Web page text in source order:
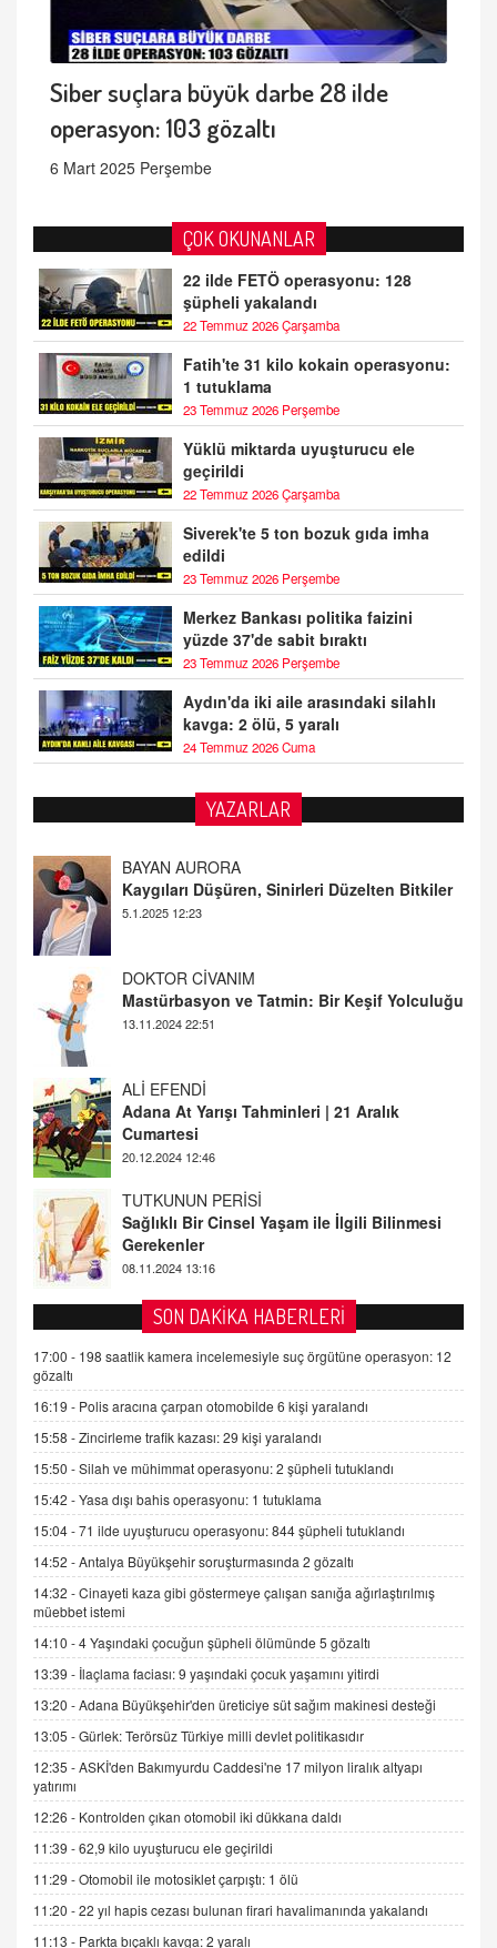
Siber suçlara büyük darbe 28 ilde
operasyon: 103 gözaltı
6 Mart 2025 Perşembe
ÇOK OKUNANLAR
22 ilde FETÖ operasyonu: 128
şüpheli yakalandı
22 Temmuz 2026 Çarşamba
Fatih'te 31 kilo kokain operasyonu:
1 tutuklama
23 Temmuz 2026 Perşembe
Yüklü miktarda uyuşturucu ele
geçirildi
22 Temmuz 2026 Çarşamba
Siverek'te 5 ton bozuk gıda imha
edildi
23 Temmuz 2026 Perşembe
Merkez Bankası politika faizini
yüzde 37'de sabit bıraktı
23 Temmuz 2026 Perşembe
Aydın'da iki aile arasındaki silahlı
kavga: 2 ölü, 5 yaralı
24 Temmuz 2026 Cuma
YAZARLAR
Kaygıları Düşüren, Sinirleri Düzelten Bitkiler
5.1.2025 12:23
Mastürbasyon ve Tatmin: Bir Keşif Yolculuğu
13.11.2024 22:51
Adana At Yarışı Tahminleri | 21 Aralık
Cumartesi
20.12.2024 12:46
Sağlıklı Bir Cinsel Yaşam ile İlgili Bilinmesi
Gerekenler
08.11.2024 13:16
Tezkere Onaylanmasaydı…
2 Kasım 2021 Salı 00:11
AV. DOĞAN CAN DOĞAN
Kişisel verilerin korunması ve dijital hukukun
gelişimi
15.09.2025 16:17
SEHER EREK
Kış Ayları Geldi, Hangi Önlemler Alınmalı?
9.12.2025 10:11
İNCİ GÜL AKÖL
Trump Keşke Adana'yı da Ziyaret Etse...
06.07.2026 13:00
ADEM AKÖL
Esed Destekçilerinin Yüzüne Vurulan Şamar:
Sednaya
11.12.2024 12:30
DR. EKREM ASLAN
Gerçek Ne, Algı Ne? "Beraber Yürüyoruz"
Cümlesinin Peşinden
19.07.2025 12:45
SON DAKİKA HABERLERİ
17:00 - 198 saatlik kamera incelemesiyle suç örgütüne operasyon: 12
gözaltı
16:19 - Polis aracına çarpan otomobilde 6 kişi yaralandı
15:58 -Zincirleme trafik kazası: 29 kişi yaralandı
15:50 -Silah ve mühimmat operasyonu: 2 şüpheli tutuklandı
15:42 -Yasa dışı bahis operasyonu: 1 tutuklama
15:04 -71 ilde uyuşturucu operasyonu: 844 şüpheli tutuklandı
14:52 -Antalya Büyükşehir soruşturmasında 2 gözaltı
14:32 -Cinayeti kaza gibi göstermeye çalışan sanığa ağırlaştırılmış
müebbet istemi
14:10 -4 Yaşındaki çocuğun şüpheli ölümünde 5 gözaltı
13:39 - İlaçlama faciası: 9 yaşındaki çocuk yaşamını yitirdi
13:20 -Adana Büyükşehir'den üreticiye süt sağım makinesi desteği
13:05 -Gürlek: Terörsüz Türkiye milli devlet politikasıdır
12:35 -ASKİ'den Bakımyurdu Caddesi'ne 17 milyon liralık altyapı
yatırımı
12:26 - Kontrolden çıkan otomobil iki dükkana daldı
11:39 -62,9 kilo uyuşturucu ele geçirildi
11:29 -Otomobil ile motosiklet çarpıştı: 1 ölü
11:20 -22 yıl hapis cezası bulunan firari havalimanında yakalandı
11:13 - Parkta bıçaklı kavga: 2 yaralı